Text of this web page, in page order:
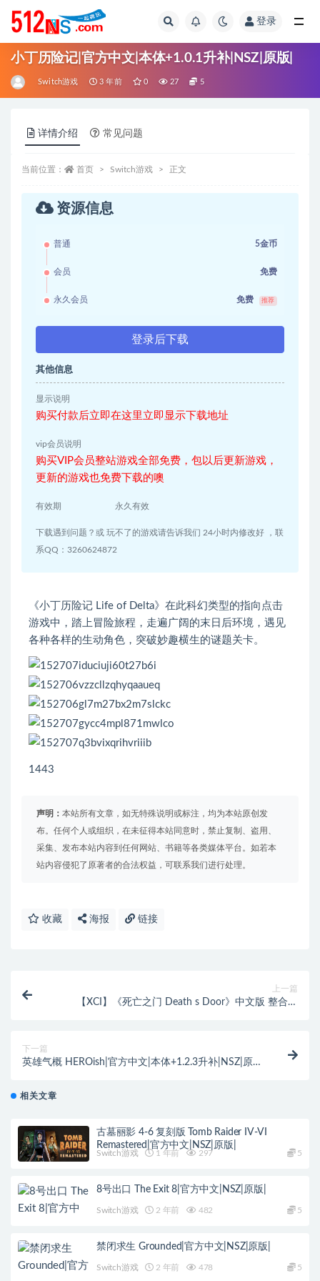
登录
小丁历险记|官方中文|本体+1.0.1升补|NSZ|原版|
Switch游戏 3 年前 0 27 5
详情介绍 常见问题
当前位置： 首页 Switch游戏 正文
资源信息
普通 5金币
会员 免费
永久会员 免费 推荐
登录后下载
其他信息
显示说明
购买付款后立即在这里立即显示下载地址
vip会员说明
购买VIP会员整站游戏全部免费，包以后更新游戏，
更新的游戏也免费下载的噢
有效期 永久有效
下载遇到问题？或 玩不了的游戏请告诉我们 24小时内修改好 ，联
系QQ：3260624872
《小丁历险记 Life of Delta》在此科幻类型的指向点击
游戏中，踏上冒险旅程，走遍广阔的末日后环境，遇见
各种各样的生动角色，突破妙趣横生的谜题关卡。
1443
声明： 本站所有文章，如无特殊说明或标注，均为本站原创发
布。任何个人或组织，在未征得本站同意时，禁止复制、盗用、
采集、发布本站内容到任何网站、书籍等各类媒体平台。如若本
站内容侵犯了原著者的合法权益，可联系我们进行处理。
收藏 海报 链接
上一篇
【XCI】《死亡之门 Death s Door》中文版 整合版
下一篇
英雄气概 HEROish|官方中文|本体+1.2.3升补|NSZ|原
相关文章
古墓丽影 4-6 复刻版 Tomb Raider IV-VI
Remastered|官方中文|NSZ|原版|
Switch游戏 1 年前 297 5
8号出口 The Exit 8|官方中文|NSZ|原版|
Switch游戏 2 年前 482 5
禁闭求生 Grounded|官方中文|NSZ|原版|
Switch游戏 2 年前 478 5